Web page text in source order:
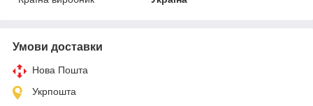
Умови доставки
Нова Пошта
Укрпошта